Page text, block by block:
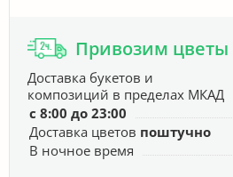
Привозим цветы
Доставка букетов и
композиций в пределах МКАД
с 8:00 до 23:00
Доставка цветов поштучно
В ночное время